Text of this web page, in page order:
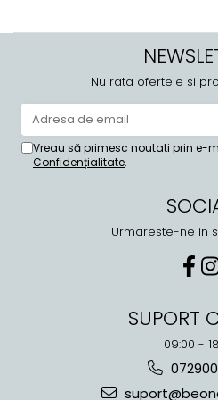
Nu rata ofertele si
Vreau să primesc noutati prin e-
Confidențialitate.
Urmareste-ne in
SUPORT
09:00 -